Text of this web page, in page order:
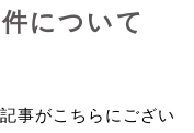
について
事がこちらにござい